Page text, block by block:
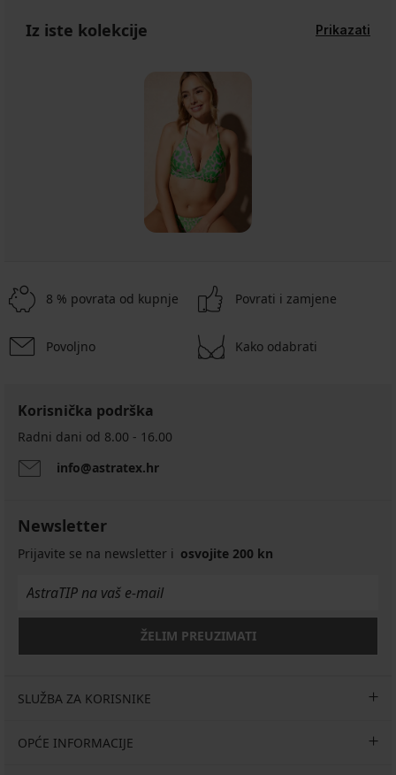
Iz iste kolekcije Prikazati
8 % povrata od kupnje Povrati i zamjene
Povoljno Kako odabrati
Korisnička podrška
Radni dani od 8.00 - 16.00
info@astratex.hr
Newsletter
Prijavite se na newsletter i osvojite 200 kn
ŽELIM PREUZIMATI
SLUŽBA ZA KORISNIKE
OPĆE INFORMACIJE